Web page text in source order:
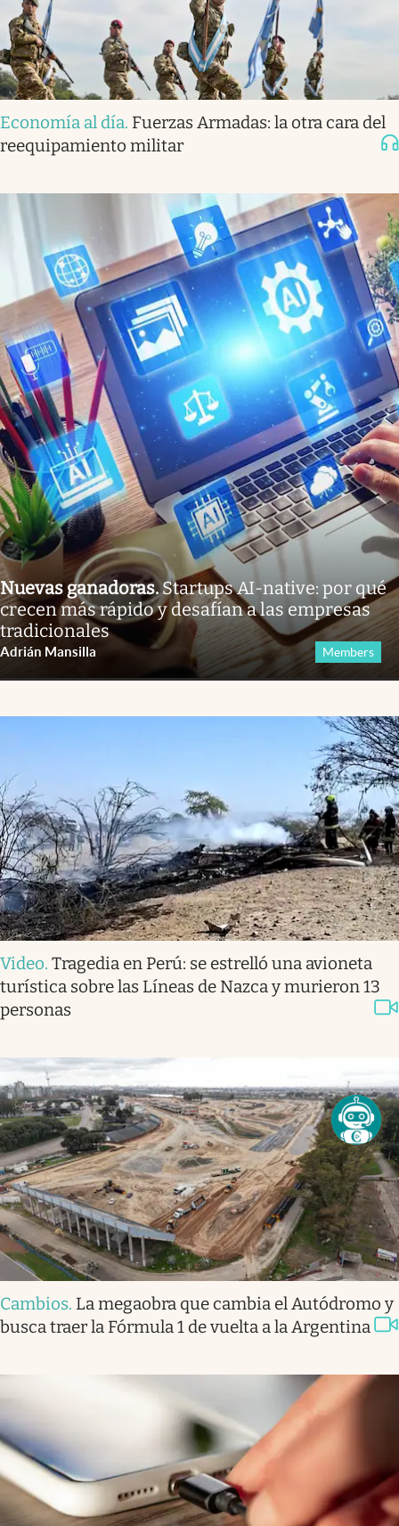
Economía al día. Fuerzas Armadas: la otra cara del
reequipamiento militar
Nuevas ganadoras.Startups AI-native: por qué
crecen más rápido y desafían a las empresas
tradicionales
Adrián Mansilla Members
Video. Tragedia en Perú: se estrelló una avioneta
turística sobre las Líneas de Nazca y murieron 13
personas
Cambios. La megaobra que cambia el Autódromo y
busca traer la Fórmula 1 de vuelta a la Argentina